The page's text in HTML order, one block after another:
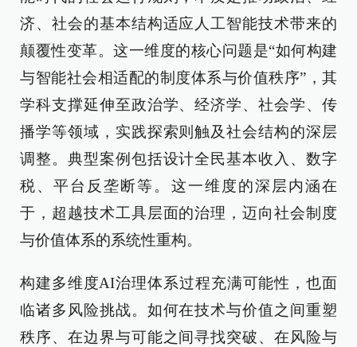
济、社会的基本结构适应人工智能技术带来的
颠覆性变革。这一维度的核心问题是“如何构建
与智能社会相适配的制度体系与价值秩序”，其
学科支撑延伸至政治学、经济学、社会学、传
播学等领域，实践探索则触及社会结构的深层
调整。典型案例包括设计全民基本收入、数字
税、平台反垄断等。这一维度的深层内涵在
于，超越技术工具层面的治理，迈向社会制度
与价值体系的系统性重构。
构建多维度AI治理体系过程充满可能性，也面
临诸多风险挑战。如何在技术与价值之间重塑
秩序、在边界与可能之间寻找突破、在风险与